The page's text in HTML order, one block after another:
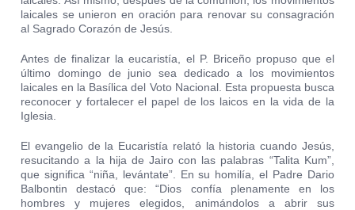
laicales se unieron en oración para renovar su consagración
al Sagrado Corazón de Jesús.
Antes de finalizar la eucaristía, el P. Briceño propuso que el
último domingo de junio sea dedicado a los movimientos
laicales en la Basílica del Voto Nacional. Esta propuesta busca
reconocer y fortalecer el papel de los laicos en la vida de la
Iglesia.
El evangelio de la Eucaristía relató la historia cuando Jesús,
resucitando a la hija de Jairo con las palabras “Talita Kum”,
que significa “niña, levántate”. En su homilía, el Padre Dario
Balbontin destacó que: “Dios confía plenamente en los
hombres y mujeres elegidos, animándolos a abrir sus